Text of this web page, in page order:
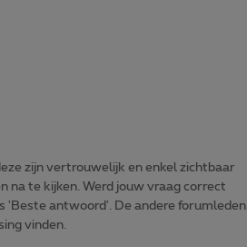
zijn vertrouwelijk en enkel zichtbaar
na te kijken. Werd jouw vraag correct
'Beste antwoord'. De andere forumleden
vinden.